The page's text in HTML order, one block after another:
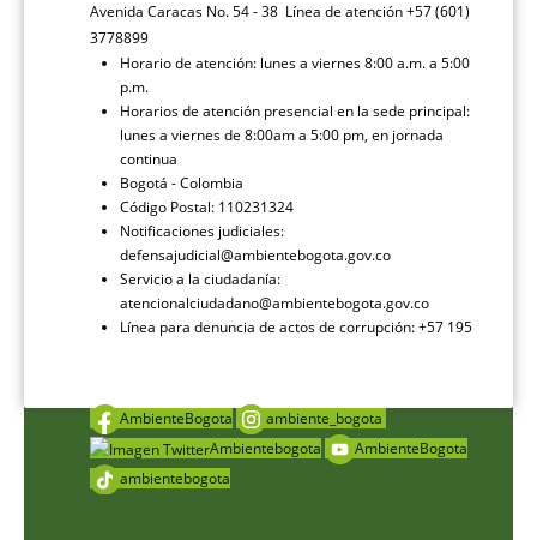
Avenida Caracas No. 54 - 38 Línea de atención +57 (601)
3778899
Horario de atención: lunes a viernes 8:00 a.m. a 5:00
p.m.
Horarios de atención presencial en la sede principal:
lunes a viernes de 8:00am a 5:00 pm, en jornada
continua
Bogotá - Colombia
Código Postal: 110231324
Notificaciones judiciales:
defensajudicial@ambientebogota.gov.co
Servicio a la ciudadanía:
atencionalciudadano@ambientebogota.gov.co
Línea para denuncia de actos de corrupción: +57 195
AmbienteBogota
ambiente_bogota
Ambientebogota
AmbienteBogota
ambientebogota